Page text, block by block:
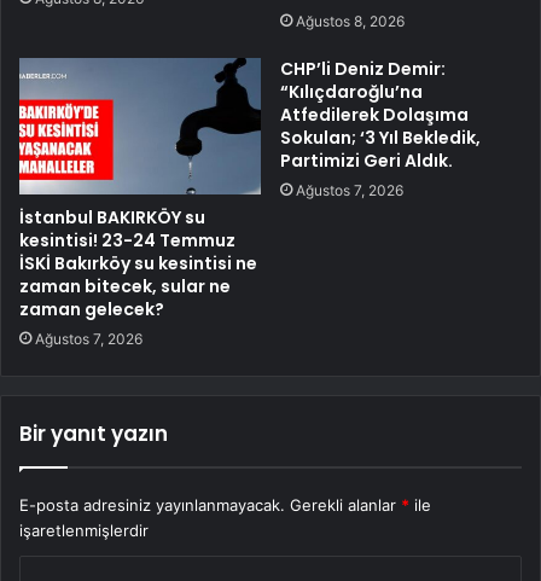
Ağustos 8, 2026
İstanbul BAKIRKÖY su
kesintisi! 23-24 Temmuz
İSKİ Bakırköy su kesintisi ne
zaman bitecek, sular ne
zaman gelecek?
Ağustos 7, 2026
CHP’li Deniz Demir:
“Kılıçdaroğlu’na
Atfedilerek Dolaşıma
Sokulan; ‘3 Yıl Bekledik,
Partimizi Geri Aldık.
Ağustos 7, 2026
Bir yanıt yazın
E-posta adresiniz yayınlanmayacak. Gerekli alanlar * ile
işaretlenmişlerdir